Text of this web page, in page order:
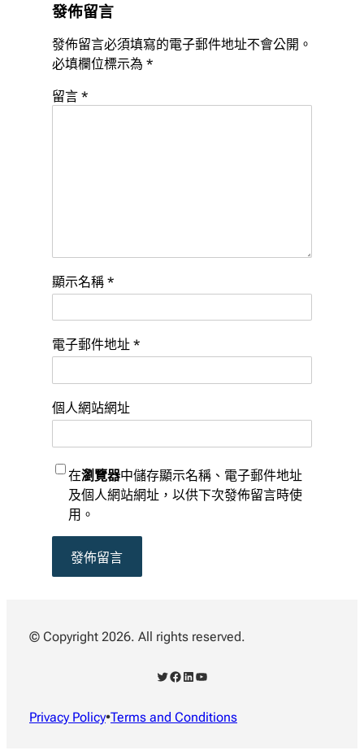
發佈留言
發佈留言必須填寫的電子郵件地址不會公開。
必填欄位標示為 *
留言 *
顯示名稱 *
電子郵件地址 *
個人網站網址
在瀏覽器中儲存顯示名稱、電子郵件地址
及個人網站網址，以供下次發佈留言時使
用。
© Copyright 2026. All rights reserved.
X Facebook LinkedIn YouTube
Privacy Policy•Terms and Conditions